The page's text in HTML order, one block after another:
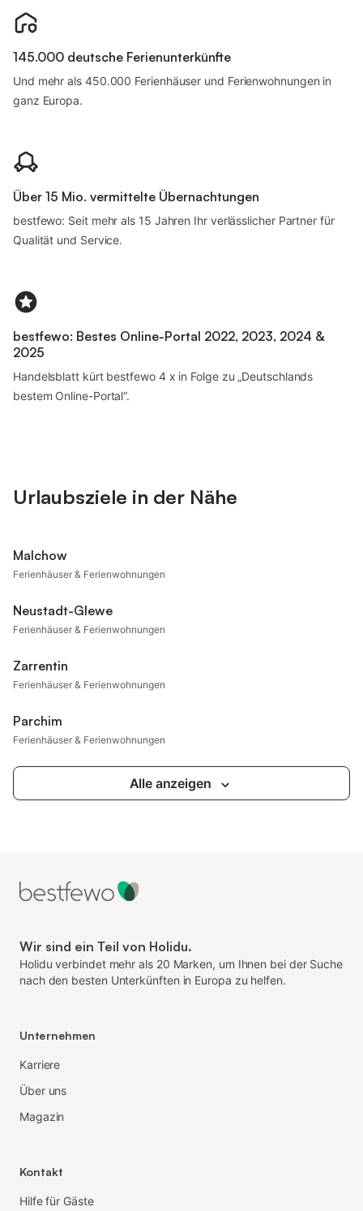
145.000 deutsche Ferienunterkünfte
Und mehr als 450.000 Ferienhäuser und Ferienwohnungen in
ganz Europa.
Über 15 Mio. vermittelte Übernachtungen
bestfewo: Seit mehr als 15 Jahren Ihr verlässlicher Partner für
Qualität und Service.
bestfewo: Bestes Online-Portal 2022, 2023, 2024 &
2025
Handelsblatt kürt bestfewo 4 x in Folge zu „Deutschlands
bestem Online-Portal“.
Urlaubsziele in der Nähe
Malchow
Ferienhäuser & Ferienwohnungen
Neustadt-Glewe
Ferienhäuser & Ferienwohnungen
Zarrentin
Ferienhäuser & Ferienwohnungen
Parchim
Ferienhäuser & Ferienwohnungen
Alle anzeigen
Wir sind ein Teil von Holidu.
Holidu verbindet mehr als 20 Marken, um Ihnen bei der Suche
nach den besten Unterkünften in Europa zu helfen.
Unternehmen
Karriere
Über uns
Magazin
Kontakt
Hilfe für Gäste